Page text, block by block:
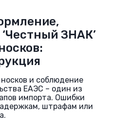
ЗНАК’
и соблюдение
ЕАЭС – один из
импорта. Ошибки
штрафам или